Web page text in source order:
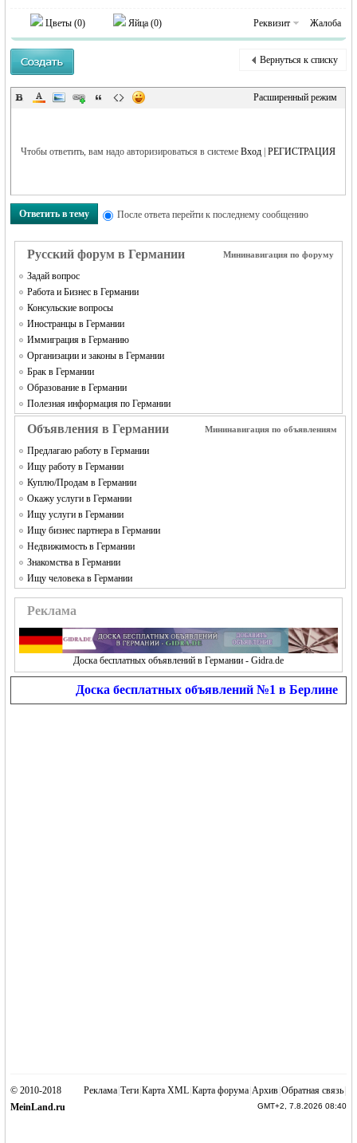
Цветы (0) Яйца (0) Реквизит Жалоба
Вернуться к списку
Расширенный режим
Чтобы ответить, вам надо авторизироваться в системеВход |РЕГИСТРАЦИЯ
Ответить в тему После ответа перейти к последнему сообщению
Русский форум в Германии Мининавигация по форуму
Задай вопрос
Работа и Бизнес в Германии
Консульские вопросы
Иностранцы в Германии
Иммиграция в Германию
Организации и законы в Германии
Брак в Германии
Образование в Германии
Полезная информация по Германии
Объявления в Германии Мининавигация по объявлениям
Предлагаю работу в Германии
Ищу работу в Германии
Куплю/Продам в Германии
Окажу услуги в Германии
Ищу услуги в Германии
Ищу бизнес партнера в Германии
Недвижимость в Германии
Знакомства в Германии
Ищу человека в Германии
Реклама
Доска бесплатных объявлений в Германии - Gidra.de
Доска бесплатных объявлений №1 в Берлине
Реклама Теги Карта XML Карта форума Архив Обратная связь
GMT+2, 7.8.2026 08:40
© 2010-2018
MeinLand.ru